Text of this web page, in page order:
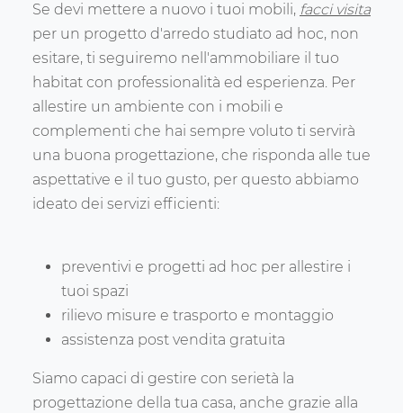
Se devi mettere a nuovo i tuoi mobili, facci visita
per un progetto d'arredo studiato ad hoc, non
esitare, ti seguiremo nell'ammobiliare il tuo
habitat con professionalità ed esperienza. Per
allestire un ambiente con i mobili e
complementi che hai sempre voluto ti servirà
una buona progettazione, che risponda alle tue
aspettative e il tuo gusto, per questo abbiamo
ideato dei servizi efficienti:
preventivi e progetti ad hoc per allestire i
tuoi spazi
rilievo misure e trasporto e montaggio
assistenza post vendita gratuita
Siamo capaci di gestire con serietà la
progettazione della tua casa, anche grazie alla